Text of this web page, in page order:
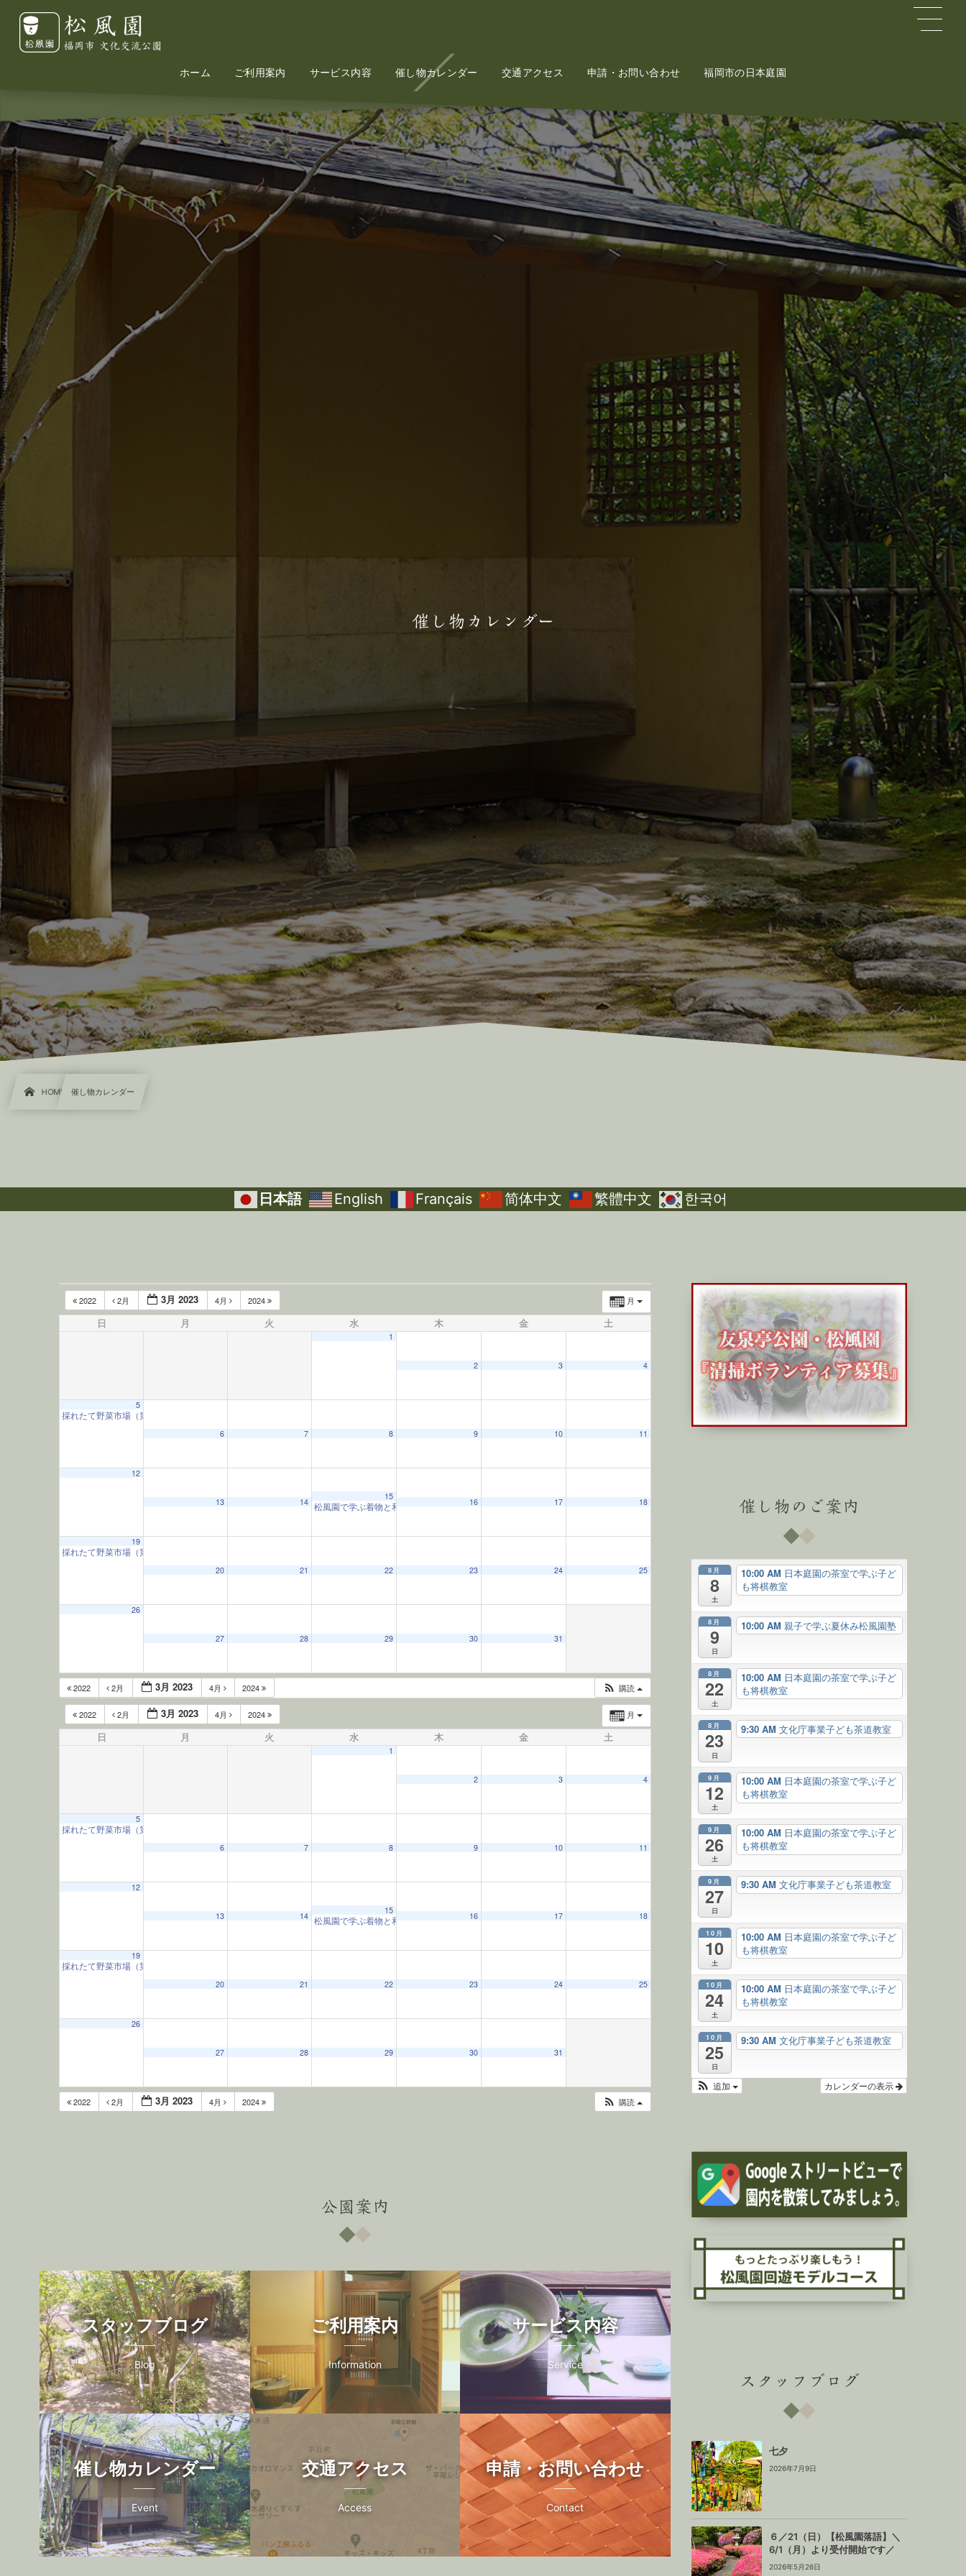
ホーム
Home ご利用案内
Information サービス内容
Service 催し物カレンダー
Event 交通アクセス
Access 申請・お問い合わせ
Contact 福岡市の日本庭園
Potal
催し物カレンダー
HOME 催し物カレンダー
日本語 English Français 简体中文 繁體中文 한국어
月
2022 2月 3月 2023 4月 2024
日 月 火 水 木 金 土
1
2 3 4
5
採れたて野菜市場（第1日曜）
6
7 8 9 10 11
12
13 14
15
松風園で学ぶ着物と和の心 16 17 18
19
採れたて野菜市場（第3日曜）
20
21 22 23 24 25
26
27 28 29 30 31
2022 2月 3月 2023 4月 2024 購読
月
2022 2月 3月 2023 4月 2024
日 月 火 水 木 金 土
1
2 3 4
5
採れたて野菜市場（第1日曜）
6
7 8 9 10 11
12
13 14
15
松風園で学ぶ着物と和の心 16 17 18
19
採れたて野菜市場（第3日曜）
20
21 22 23 24 25
26
27 28 29 30 31
2022 2月 3月 2023 4月 2024 購読
公園案内
スタッフブログ
Blog
ご利用案内
Information
サービス内容
Service
催し物カレンダー
Event
交通アクセス
Access
申請・お問い合わせ
Contact
催し物のご案内
8月
8
土
10:00 AM 日本庭園の茶室で学ぶ子ど
も将棋教室
8月
9
日
10:00 AM 親子で学ぶ夏休み松風園塾
8月
22
土
10:00 AM 日本庭園の茶室で学ぶ子ど
も将棋教室
8月
23
日
9:30 AM 文化庁事業子ども茶道教室
9月
12
土
10:00 AM 日本庭園の茶室で学ぶ子ど
も将棋教室
9月
26
土
10:00 AM 日本庭園の茶室で学ぶ子ど
も将棋教室
9月
27
日
9:30 AM 文化庁事業子ども茶道教室
10月
10
土
10:00 AM 日本庭園の茶室で学ぶ子ど
も将棋教室
10月
24
土
10:00 AM 日本庭園の茶室で学ぶ子ど
も将棋教室
10月
25
日
9:30 AM 文化庁事業子ども茶道教室
カレンダーの表示
追加
スタッフブログ
七夕
2026年7月9日
６／21（日）【松風園落語】＼
6/1（月）より受付開始です／
2026年5月26日